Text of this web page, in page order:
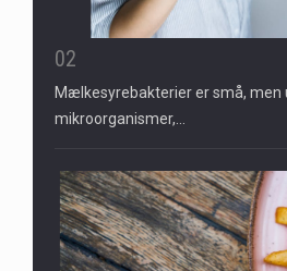
02
Mælkesyrebakterier er små,
mikroorganismer,…